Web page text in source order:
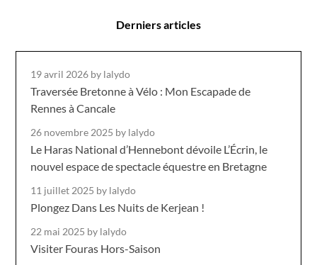
Derniers articles
19 avril 2026 by lalydo
Traversée Bretonne à Vélo : Mon Escapade de
Rennes à Cancale
26 novembre 2025 by lalydo
Le Haras National d’Hennebont dévoile L’Écrin, le
nouvel espace de spectacle équestre en Bretagne
11 juillet 2025 by lalydo
Plongez Dans Les Nuits de Kerjean !
22 mai 2025 by lalydo
Visiter Fouras Hors-Saison